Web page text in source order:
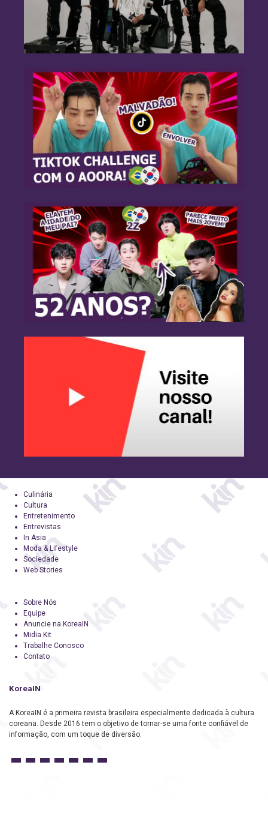
Culinária
Cultura
Entretenimento
Entrevistas
In Asia
Moda & Lifestyle
Sociedade
Web Stories
Sobre Nós
Equipe
Anuncie na KoreaIN
Midia Kit
Trabalhe Conosco
Contato
KoreaIN
A KoreaIN é a primeira revista brasileira especialmente dedicada à cultura
coreana. Desde 2016 tem o objetivo de tornar-se uma fonte confiável de
informação, com um toque de diversão.